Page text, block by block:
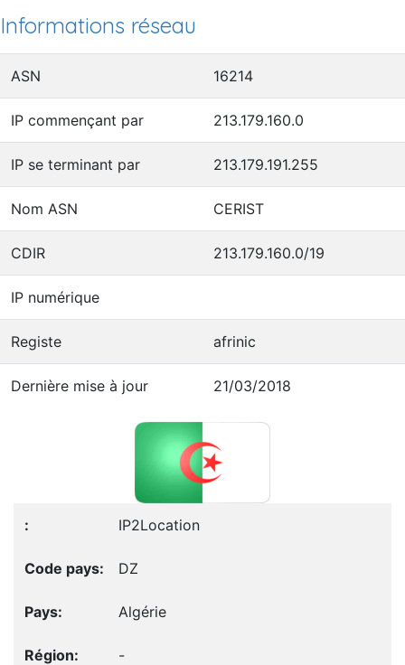
Informations réseau
ASN 16214
IP commençant par 213.179.160.0
IP se terminant par 213.179.191.255
Nom ASN CERIST
CDIR 213.179.160.0/19
IP numérique
Registe afrinic
Dernière mise à jour 21/03/2018
IP2Location
DZ
Algérie
-